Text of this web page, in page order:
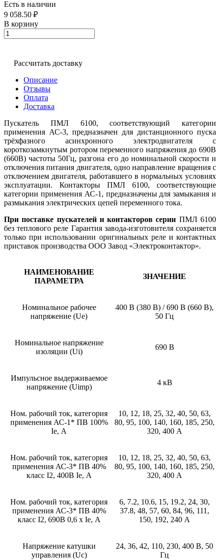
Есть в наличии
9 058.50 ₽
В корзину
Рассчитать доставку
Описание
Отзывы
Оплата
Доставка
Пускатель ПМЛ 6100, соответствующий категории
применения АС-3, предназначен для дистанционного пуска
трёхфазного асинхронного электродвигателя с
короткозамкнутым ротором переменного напряжения до 690В
(660В) частоты 50Гц, разгона его до номинальной скорости и
отключения питания двигателя, одно направление вращения с
отключением двигателя, работавшего в нормальных условиях
эксплуатации. Контакторы ПМЛ 6100, соответствующие
категории применения АС-1, предназначены для замыкания и
размыкания электрических цепей переменного тока.
При поставке пускателей и контакторов серии ПМЛ 6100
без теплового реле Гарантия завода-изготовителя сохраняется
только при использовании оригинальных реле и контактных
приставок производства ООО Завод «Электроконтактор».
НАИМЕНОВАНИЕ
ПАРАМЕТРА
ЗНАЧЕНИЕ
Номинальное рабочее
напряжение (Ue)
400 В (380 В) / 690 В (660 В),
50 Гц
Номинальное напряжение
изоляции (Ui)
690 В
Импульсное выдерживаемое
напряжение (Uimp)
4 кВ
Ном. рабочий ток, категория
применения АС-1* ПВ 100%
Ie, А
10, 12, 18, 25, 32, 40, 50, 63,
80, 95, 100, 140, 160, 185, 250,
320, 400 А
Ном. рабочий ток, категория
применения АС-3* ПВ 40%
класс I2, 400В Ie, А
10, 12, 18, 25, 32, 40, 50, 63,
80, 95, 100, 140, 160, 185, 250,
320, 400 А
Ном. рабочий ток, категория
применения АС-3* ПВ 40%
класс I2, 690В 0,6 х Ie, А
6, 7.2, 10.6, 15, 19.2, 24, 30,
37.8, 48, 57, 60, 84, 96, 111,
150, 192, 240 А
Напряжение катушки
управления (Uc)
24, 36, 42, 110, 230, 400 В, 50
Гц